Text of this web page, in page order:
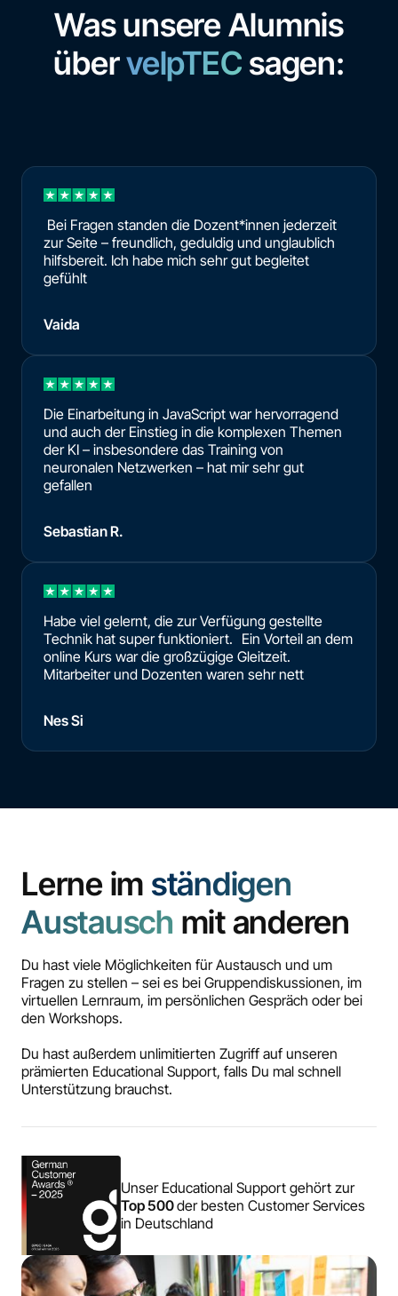
Was unsere Alumnis
übervelpTEC sagen:
Bei Fragen standen die Dozent*innen jederzeit
zur Seite – freundlich, geduldig und unglaublich
hilfsbereit. Ich habe mich sehr gut begleitet
gefühlt
Vaida
Die Einarbeitung in JavaScript war hervorragend
und auch der Einstieg in die komplexen Themen
der KI – insbesondere das Training von
neuronalen Netzwerken – hat mir sehr gut
gefallen
Sebastian R.
Habe viel gelernt, die zur Verfügung gestellte
Technik hat super funktioniert. Ein Vorteil an dem
online Kurs war die großzügige Gleitzeit.
Mitarbeiter und Dozenten waren sehr nett
Nes Si
Lerne im ständigen
Austausch mit anderen
Du hast viele Möglichkeiten für Austausch und um
Fragen zu stellen – sei es bei Gruppendiskussionen, im
virtuellen Lernraum, im persönlichen Gespräch oder bei
den Workshops.
Du hast außerdem unlimitierten Zugriff auf unseren
prämierten Educational Support, falls Du mal schnell
Unterstützung brauchst.
Unser Educational Support gehört zur
Top 500der besten Customer Services
in Deutschland